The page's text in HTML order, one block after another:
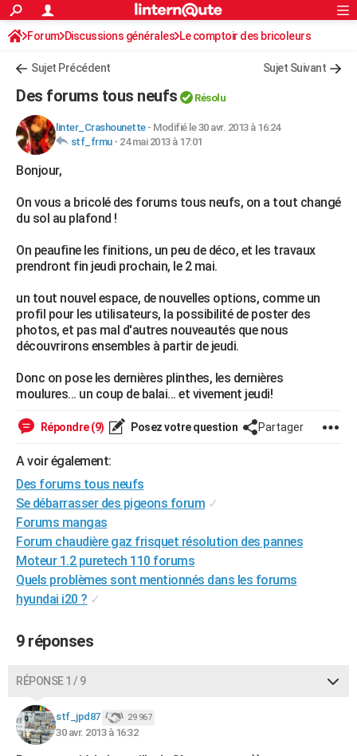
ACTUALITÉS
Politique
Société
Faits Divers
Education
Monde
Villes
+
FINANCE
Retraite
Impôts
Epargne
Immobilier
Risques naturels par ville
Banque
Assurance
Crédit
AUTO
Essais
Réserver un essai
Citadines
Berlines
SUV
Forum auto
+HIGH-TECH
Mobiles
Meilleur smartphone
Internet
Ordinateurs
Jeux vidéo
Guide high-tech
+BRICOLAGE
Forum
Aménagement intérieur
Extérieur
Cuisine
Salle de bains
Jardinage
Rangement
WEEK-END
Guides de France
Escapades
Patrimoine
Expositions
Musées
Week-end nature
+
Art de vivre
Bien-être
Loisirs
Modes de vie
SANTE
Alimentation
Guide de la santé
Maladies
Médicaments
Sommeil
VOYAGE
Destinations
City break
Voyage nature
Voyage de noces
Forum
Climat
+PHOTO
Carte de Noël
Carte Bonne année
Carte Saint-Valentin
Carte Pâques
Carte d'anniversaire
DICTIONNAIRE
Dictionnaire
Biographies
Citations
Expressions
Proverbes
PROGRAMME TV
COPAINS D'AVANT
S'inscrire
Se connecter
Lycées
Collèges
Primaires
Universités
Entreprises
Service militaire
Avis de recherche
AVIS DE DÉCÈS
FORUM
Rechercher
S'inscrire
Connexion
Forum Discussions générales Le comptoir des bricoleurs
Sujet Précédent Sujet Suivant
Des forums tous neufs Résolu
linter_Crashounette- Modifié le 30 avr. 2013 à 16:24
stf_frmu- 24 mai 2013 à 17:01
Bonjour,
On vous a bricolé des forums tous neufs, on a tout changé
du sol au plafond !
On peaufine les finitions, un peu de déco, et les travaux
prendront fin jeudi prochain, le 2 mai.
un tout nouvel espace, de nouvelles options, comme un
profil pour les utilisateurs, la possibilité de poster des
photos, et pas mal d'autres nouveautés que nous
découvrirons ensembles à partir de jeudi.
Donc on pose les dernières plinthes, les dernières
moulures... un coup de balai... et vivement jeudi!
Répondre (9) Posez votre question Partager
A voir également:
Des forums tous neufs
Se débarrasser des pigeons forum ✓
Forums mangas
Forum chaudière gaz frisquet résolution des pannes
Moteur 1.2 puretech 110 forums
Quels problèmes sont mentionnés dans les forums
hyundai i20 ? ✓
9 réponses
RÉPONSE 1 / 9
stf_jpd87 29 967
30 avr. 2013 à 16:32